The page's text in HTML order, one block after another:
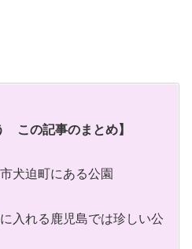
この記事のまとめ】
犬迫町にある公園
入れる鹿児島では珍しい公